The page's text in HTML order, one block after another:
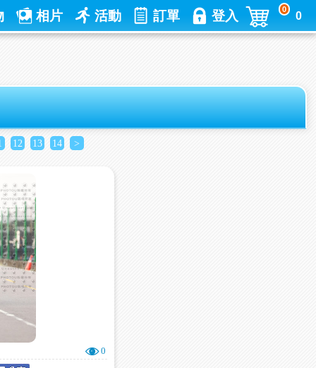
相片 活動 訂單 登入 0
0
12 13 14 >
0